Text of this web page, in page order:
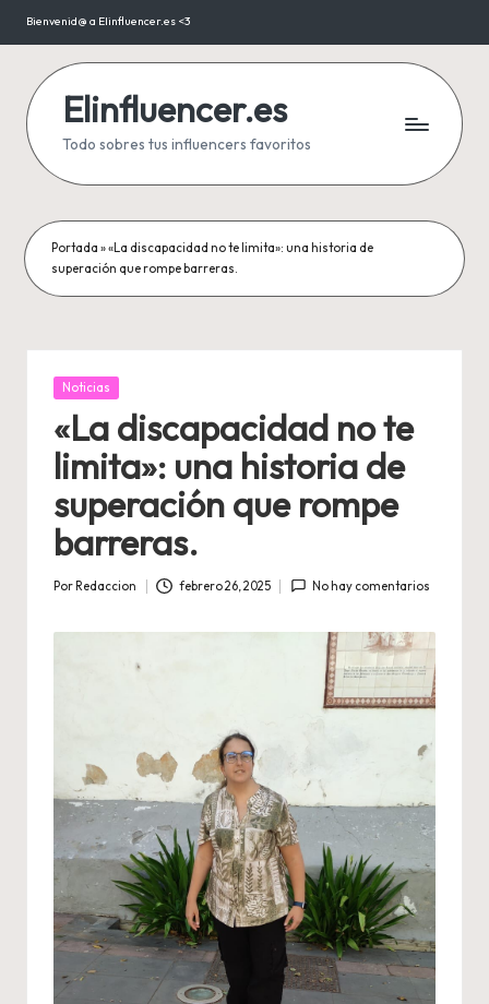
Saltar
contenido
Bienvenid@ a Elinfluencer.es <3
Elinfluencer.es
Todo sobres tus influencers favoritos
Portada »«La discapacidad no te limita»: una historia de
superación que rompe barreras.
Publicada
Noticias
«La discapacidad no te
limita»: una historia de
superación que rompe
barreras.
Por Redaccion febrero 26, 2025 No hay comentarios